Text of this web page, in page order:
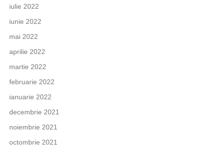
iulie 2022
iunie 2022
mai 2022
aprilie 2022
martie 2022
februarie 2022
ianuarie 2022
decembrie 2021
noiembrie 2021
octombrie 2021